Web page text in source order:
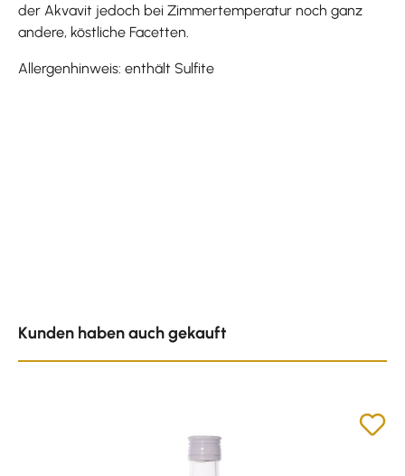
der Akvavit jedoch bei Zimmertemperatur noch ganz
andere, köstliche Facetten.
Allergenhinweis: enthält Sulfite
Kunden haben auch gekauft